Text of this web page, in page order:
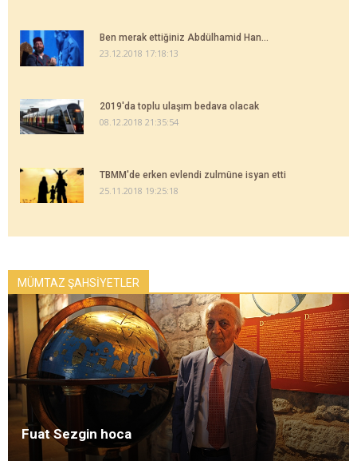
Ben merak ettiğiniz Abdülhamid Han...
23.12.2018 17:18:13
2019'da toplu ulaşım bedava olacak
08.12.2018 21:35:54
TBMM'de erken evlendi zulmüne isyan etti
25.11.2018 19:25:18
MÜMTAZ ŞAHSİYETLER
Fuat Sezgin hoca